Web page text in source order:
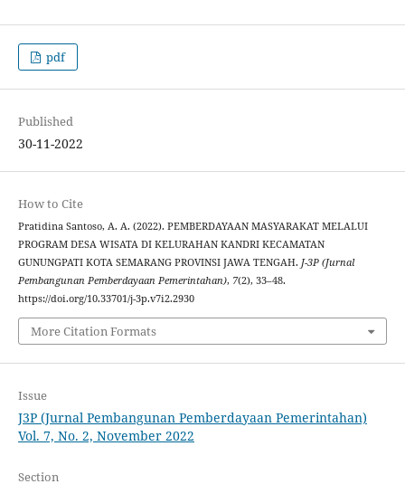
pdf
Published
30-11-2022
How to Cite
Pratidina Santoso, A. A. (2022). PEMBERDAYAAN MASYARAKAT MELALUI
PROGRAM DESA WISATA DI KELURAHAN KANDRI KECAMATAN
GUNUNGPATI KOTA SEMARANG PROVINSI JAWA TENGAH. J-3P (Jurnal
Pembangunan Pemberdayaan Pemerintahan), 7(2), 33–48.
https://doi.org/10.33701/j-3p.v7i2.2930
More Citation Formats
Issue
J3P (Jurnal Pembangunan Pemberdayaan Pemerintahan)
Vol. 7, No. 2, November 2022
Section